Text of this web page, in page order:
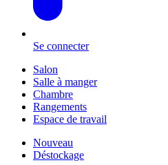
Se connecter
Salon
Salle à manger
Chambre
Rangements
Espace de travail
Nouveau
Déstockage